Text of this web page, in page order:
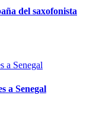
del saxofonista
a Senegal